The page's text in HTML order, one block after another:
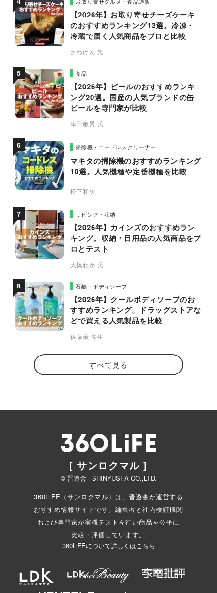
【2026年】お取り寄せチーズケーキ
のおすすめランキング13選。冷凍・
冷蔵で届く人気商品をプロと比較
さわけん 氏
食品
【2026年】ビールのおすすめランキ
ング20選。国産の人気ブランドの缶
ビールを専門家が比較
津田敏秀 氏
掃除機・コードレスクリーナー
マキタの掃除機のおすすめランキング
10選。人気機種や定番機種を比較
松下和矢
リビング・収納
【2026年】カインズのおすすめラン
キング。収納・日用品の人気商品をプ
ロとテスト
大橋わか 氏
石鹸・ボディソープ
【2026年】クールボディソープのお
すすめランキング。ドラッグストアな
どで買える人気製品を比較
佐藤薫 先生
すべて見る
[ サンロクマル ]
© 晋遊舎 - SHINYUSHA CO.,LTD.
360LiFE（サンロクマル）は、晋遊舎が運営する
おすすめ情報サイトです。編集者と社内検証機関
および専門家が実機テストを行い商品を公平に
比較・評価しています。
360LiFEについて詳しくはこちら